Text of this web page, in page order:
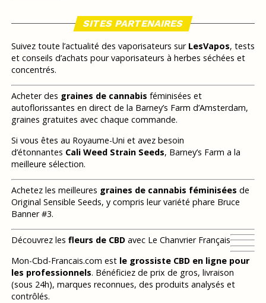
SITES PARTENAIRES
Suivez toute l’actualité des vaporisateurs sur LesVapos, tests
et conseils d’achats pour vaporisateurs à herbes séchées et
concentrés.
Acheter des graines de cannabis féminisées et
autoflorissantes en direct de la Barney’s Farm d’Amsterdam,
graines gratuites avec chaque commande.
Si vous êtes au Royaume-Uni et avez besoin
d’étonnantes Cali Weed Strain Seeds, Barney’s Farm a la
meilleure sélection.
Achetez les meilleures graines de cannabis féminisées de
Original Sensible Seeds, y compris leur variété phare Bruce
Banner #3.
Découvrez les fleurs de CBDavec Le Chanvrier Français
Mon-Cbd-Francais.com est le grossiste CBD en ligne pour
les professionnels. Bénéficiez de prix de gros, livraison
(sous 24h), marques reconnues, des produits analysés et
contrôlés.